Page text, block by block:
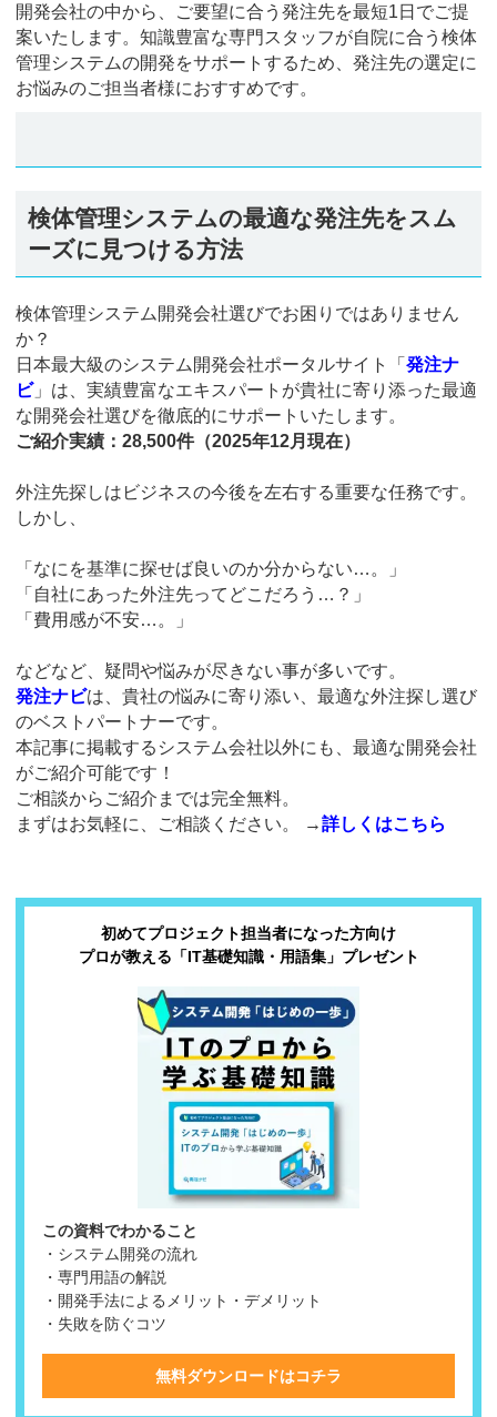
開発会社の中から、ご要望に合う発注先を最短1日でご提
案いたします。知識豊富な専門スタッフが自院に合う検体
管理システムの開発をサポートするため、発注先の選定に
お悩みのご担当者様におすすめです。
検体管理システムの最適な発注先をスム
ーズに見つける方法
検体管理システム開発会社選びでお困りではありません
か？
日本最大級のシステム開発会社ポータルサイト「 発注ナ
ビ」は、実績豊富なエキスパートが貴社に寄り添った最適
な開発会社選びを徹底的にサポートいたします。
ご紹介実績：28,500件（2025年12月現在）
外注先探しはビジネスの今後を左右する重要な任務です。
しかし、
「なにを基準に探せば良いのか分からない…。」
「自社にあった外注先ってどこだろう…？」
「費用感が不安…。」
などなど、疑問や悩みが尽きない事が多いです。
発注ナビは、貴社の悩みに寄り添い、最適な外注探し選び
のベストパートナーです。
本記事に掲載するシステム会社以外にも、最適な開発会社
がご紹介可能です！
ご相談からご紹介までは完全無料。
まずはお気軽に、ご相談ください。
→詳しくはこちら
初めてプロジェクト担当者になった方向け
プロが教える「IT基礎知識・用語集」プレゼント
この資料でわかること
・システム開発の流れ
・専門用語の解説
・開発手法によるメリット・デメリット
・失敗を防ぐコツ
無料ダウンロードはコチラ